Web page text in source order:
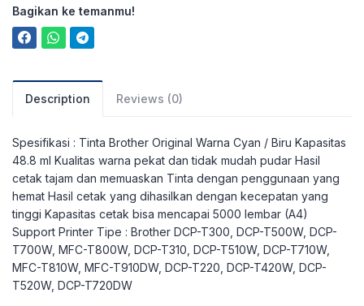
Bagikan ke temanmu!
Description Reviews (0)
Spesifikasi : Tinta Brother Original Warna Cyan / Biru Kapasitas
48.8 ml Kualitas warna pekat dan tidak mudah pudar Hasil
cetak tajam dan memuaskan Tinta dengan penggunaan yang
hemat Hasil cetak yang dihasilkan dengan kecepatan yang
tinggi Kapasitas cetak bisa mencapai 5000 lembar (A4)
Support Printer Tipe : Brother DCP-T300, DCP-T500W, DCP-
T700W, MFC-T800W, DCP-T310, DCP-T510W, DCP-T710W,
MFC-T810W, MFC-T910DW, DCP-T220, DCP-T420W, DCP-
T520W, DCP-T720DW